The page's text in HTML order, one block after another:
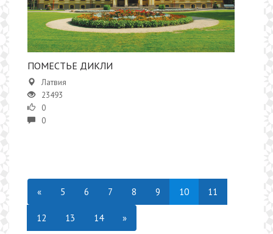
ПОМЕСТЬЕ ДИКЛИ
Латвия
23493
0
0
« 5 6 7 8 9 10 11
12 13 14 »